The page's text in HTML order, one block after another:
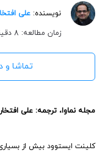
نویسنده: علی
زمان مطالعه: 8 دقیقه
تماشا و
مجله نماوا، ترجمه: علی
کلینت ایستوود بیش از